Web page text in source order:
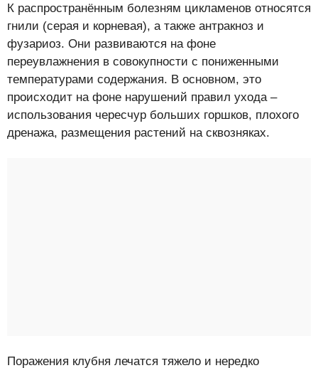
К распространённым болезням цикламенов относятся
гнили (серая и корневая), а также антракноз и
фузариоз. Они развиваются на фоне
переувлажнения в совокупности с пониженными
температурами содержания. В основном, это
происходит на фоне нарушений правил ухода –
использования чересчур больших горшков, плохого
дренажа, размещения растений на сквозняках.
Поражения клубня лечатся тяжело и нередко